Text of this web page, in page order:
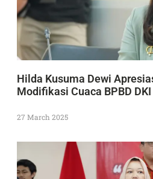
Hilda Kusuma Dewi
Modifikasi Cuaca BPBD
27 March 2025